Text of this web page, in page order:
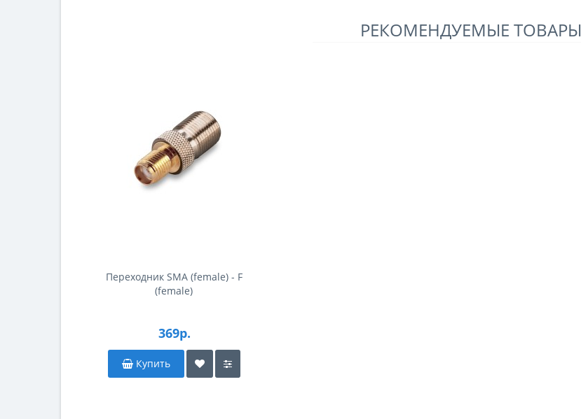
РЕКОМЕНДУЕМЫЕ ТОВАРЫ
Переходник SMA (female) - F
(female)
369р.
Купить